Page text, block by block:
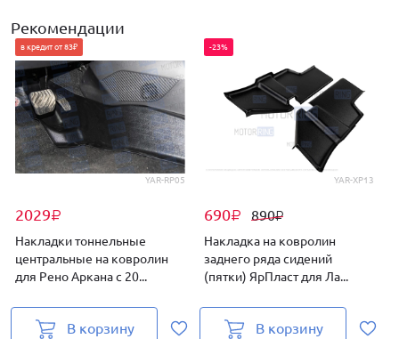
Рекомендации
YAR-RP05
2029₽
в кредит от 83₽
Накладки тоннельные
центральные на ковролин
для Рено Аркана с 20...
В корзину
YAR-XP13
690₽ 890₽
-23%
Накладка на ковролин
заднего ряда сидений
(пятки) ЯрПласт для Ла...
В корзину